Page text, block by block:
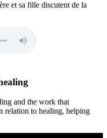
et sa fille discutent de la
and the work that
relation to healing, helping